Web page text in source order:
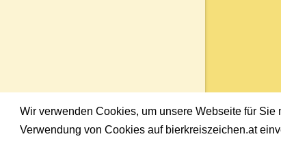
Wir verwenden Cookies, um unsere Webseite für
Verwendung von Cookies auf bierkreiszeichen.at